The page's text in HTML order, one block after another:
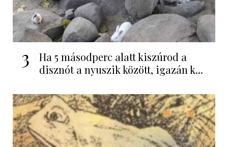
3
Ha 5 másodperc alatt kiszúrod a
disznót a nyuszik között, igazán k...